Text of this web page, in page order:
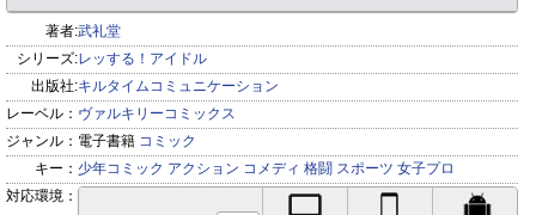
著者:武礼堂
シリーズ:レッする！アイドル
出版社:キルタイムコミュニケーション
レーベル： ヴァルキリーコミックス
ジャンル： 電子書籍 コミック
キー： 少年コミック アクション コメディ 格闘 スポーツ 女子プロ
対応環境：
iPhone対応